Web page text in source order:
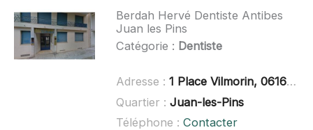
Berdah Hervé Dentiste Antibes
Juan les Pins
Catégorie : Dentiste
Adresse : 1 Place Vilmorin, 06160 Antibes Juan les Pins
Quartier : Juan-les-Pins
Téléphone : Contacter